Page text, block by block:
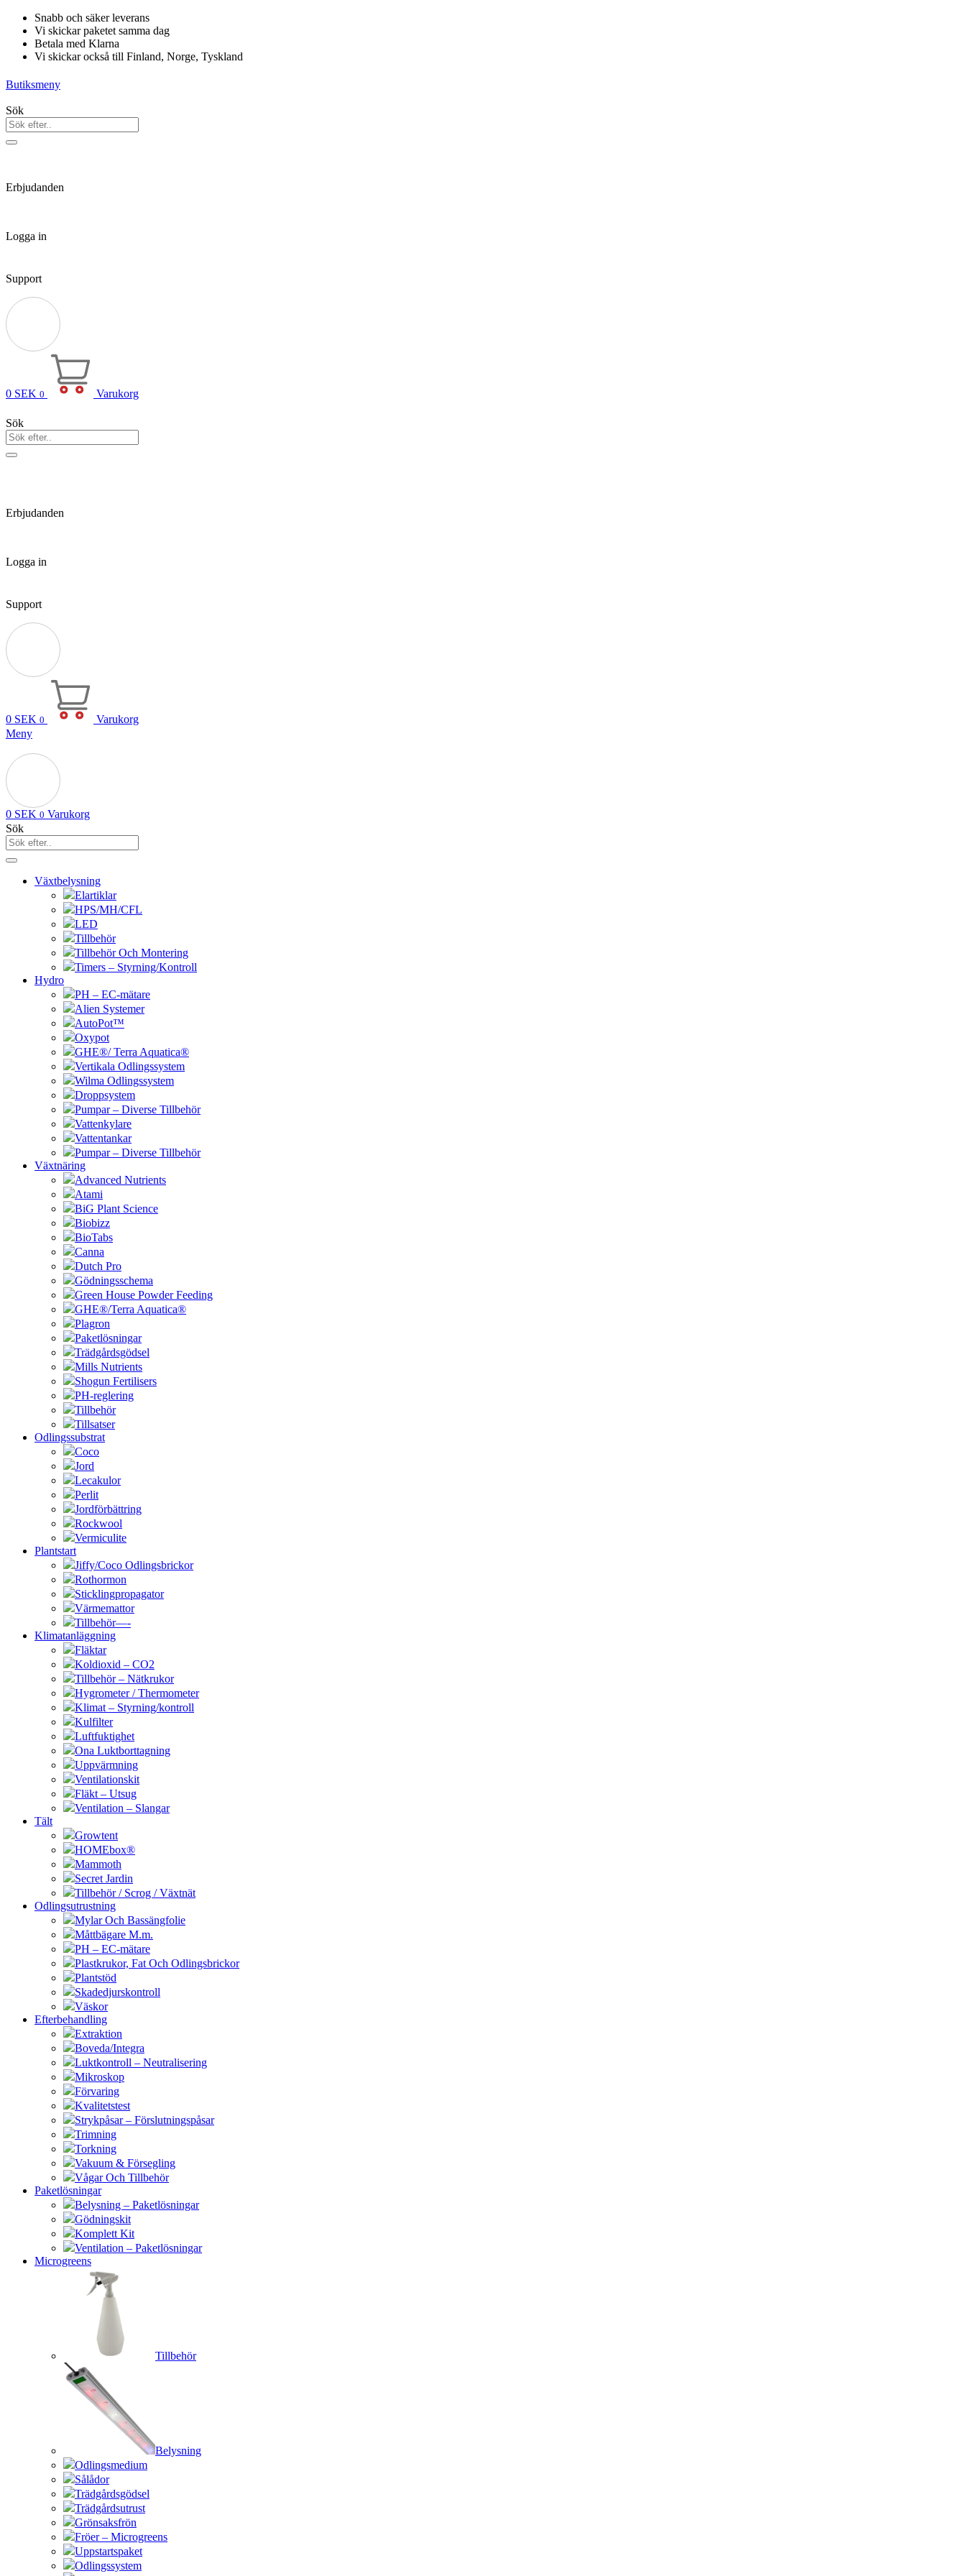
Hoppa
innehåll
Snabb och säker leverans
Vi skickar paketet samma dag
Betala med Klarna
Vi skickar också till Finland, Norge, Tyskland
Butiksmeny
Sök
Erbjudanden
Logga in
Support
0 SEK 0 Varukorg
Sök
Erbjudanden
Logga in
Support
0 SEK 0
Varukorg
Meny
0 SEK 0 Varukorg
Sök
Växtbelysning
Elartiklar
HPS/MH/CFL
LED
Tillbehör
Tillbehör Och Montering
Timers – Styrning/Kontroll
Hydro
PH – EC-mätare
Alien Systemer
AutoPot™
Oxypot
GHE®/ Terra Aquatica®
Vertikala Odlingssystem
Wilma Odlingssystem
Droppsystem
Pumpar – Diverse Tillbehör
Vattenkylare
Vattentankar
Pumpar – Diverse Tillbehör
Växtnäring
Advanced Nutrients
Atami
BiG Plant Science
Biobizz
BioTabs
Canna
Dutch Pro
Gödningsschema
Green House Powder Feeding
GHE®/Terra Aquatica®
Plagron
Paketlösningar
Trädgårdsgödsel
Mills Nutrients
Shogun Fertilisers
PH-reglering
Tillbehör
Tillsatser
Odlingssubstrat
Coco
Jord
Lecakulor
Perlit
Jordförbättring
Rockwool
Vermiculite
Plantstart
Jiffy/Coco Odlingsbrickor
Rothormon
Sticklingpropagator
Värmemattor
Tillbehör—-
Klimatanläggning
Fläktar
Koldioxid – CO2
Tillbehör – Nätkrukor
Hygrometer / Thermometer
Klimat – Styrning/kontroll
Kulfilter
Luftfuktighet
Ona Luktborttagning
Uppvärmning
Ventilationskit
Fläkt – Utsug
Ventilation – Slangar
Tält
Growtent
HOMEbox®
Mammoth
Secret Jardin
Tillbehör / Scrog / Växtnät
Odlingsutrustning
Mylar Och Bassängfolie
Måttbägare M.m.
PH – EC-mätare
Plastkrukor, Fat Och Odlingsbrickor
Plantstöd
Skadedjurskontroll
Väskor
Efterbehandling
Extraktion
Boveda/Integra
Luktkontroll – Neutralisering
Mikroskop
Förvaring
Kvalitetstest
Strykpåsar – Förslutningspåsar
Trimning
Torkning
Vakuum & Försegling
Vågar Och Tillbehör
Paketlösningar
Belysning – Paketlösningar
Gödningskit
Komplett Kit
Ventilation – Paketlösningar
Microgreens
Tillbehör
Belysning
Odlingsmedium
Sålådor
Trädgårdsgödsel
Trädgårdsutrust
Grönsaksfrön
Fröer – Microgreens
Uppstartspaket
Odlingssystem